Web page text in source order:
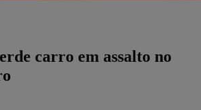
carro em assalto no